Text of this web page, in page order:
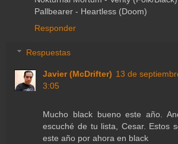
Pallbearer - Heartless (Doom)
Responder
Respuestas
Javier (McDrifter) 13 de
3:05
Mucho black bueno este año.
escuché de tu lista, Cesar. Estos
este año por ahora en black